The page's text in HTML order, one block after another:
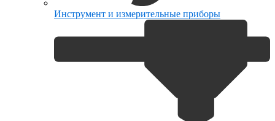
Инструмент и измерительные приборы